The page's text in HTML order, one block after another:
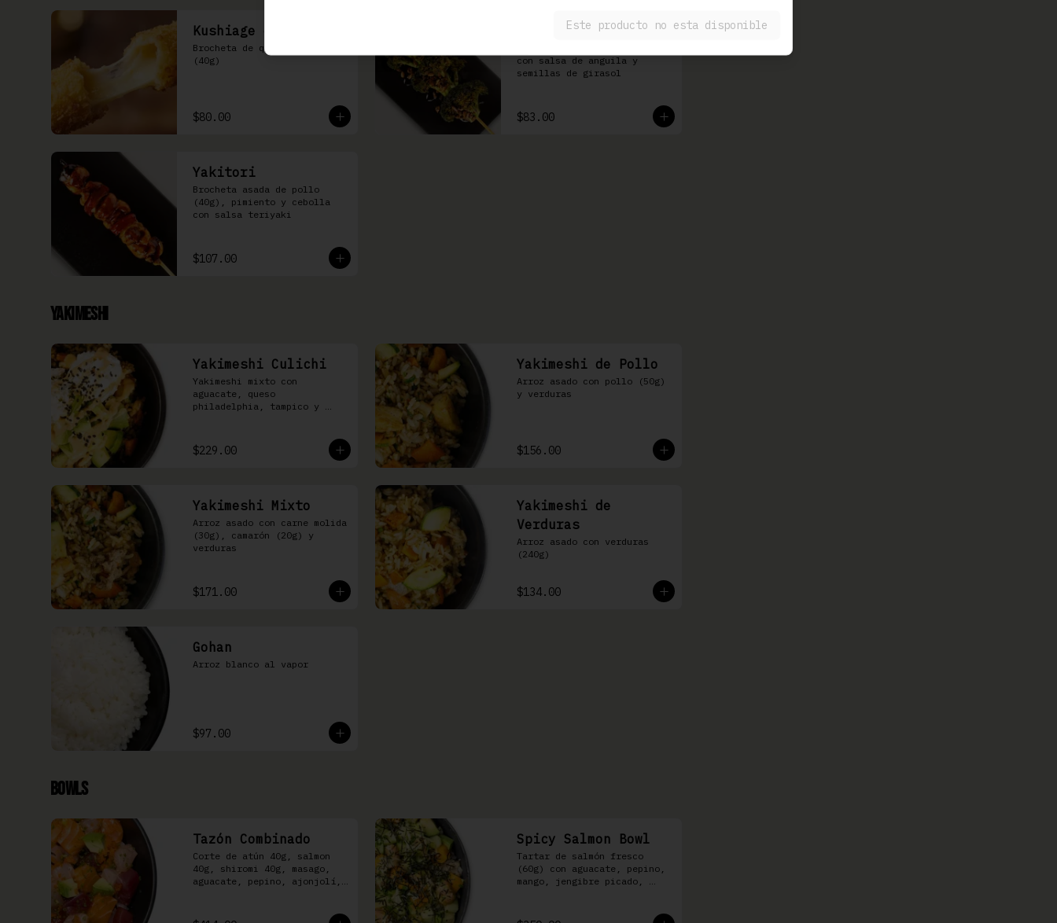
Kushiage de Queso
Brocheta de queso gouda
(40g)
$80.00
Burokkori
con salsa de anguila y
semillas de girasol
$83.00
Yakitori
Brocheta asada de pollo
(40g), pimiento y cebolla
con salsa teriyaki
$107.00
Yakimeshi
Yakimeshi Culichi
Yakimeshi mixto con
aguacate, queso
philadelphia, tampico y
$229.00
Yakimeshi de Pollo
Arroz asado con pollo (50g)
y verduras
$156.00
Yakimeshi Mixto
Arroz asado con carne molida
(30g), camarón (20g) y
verduras
$171.00
Yakimeshi de
Verduras
Arroz asado con verduras
(240g)
$134.00
Gohan
Arroz blanco al vapor
$97.00
Bowls
Tazón Combinado
Corte de atún 40g, salmon
40g, shiromi 40g, masago,
aguacate, pepino, ajonjolí,
Spicy Salmon Bowl
Tartar de salmón fresco
(60g) con aguacate, pepino,
mango, jengibre picado,
sobre arroz shari
Este producto no esta disponible